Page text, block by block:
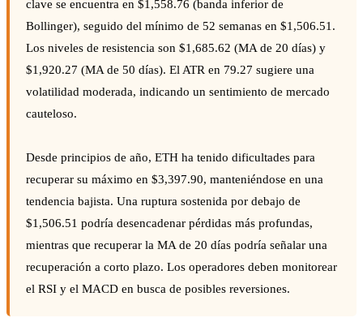
clave se encuentra en $1,558.76 (banda inferior de
Bollinger), seguido del mínimo de 52 semanas en $1,506.51.
Los niveles de resistencia son $1,685.62 (MA de 20 días) y
$1,920.27 (MA de 50 días). El ATR en 79.27 sugiere una
volatilidad moderada, indicando un sentimiento de mercado
cauteloso.
Desde principios de año, ETH ha tenido dificultades para
recuperar su máximo en $3,397.90, manteniéndose en una
tendencia bajista. Una ruptura sostenida por debajo de
$1,506.51 podría desencadenar pérdidas más profundas,
mientras que recuperar la MA de 20 días podría señalar una
recuperación a corto plazo. Los operadores deben monitorear
el RSI y el MACD en busca de posibles reversiones.